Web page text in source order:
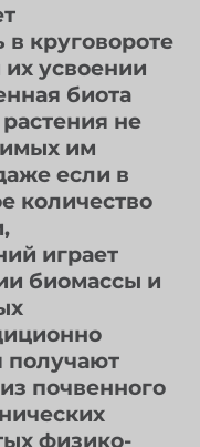
круговороте
усвоении
биота
не
им
если в
количество
играет
биомассы и
получают
почвенного
физико-